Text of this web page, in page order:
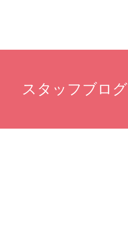
スタッフブログ